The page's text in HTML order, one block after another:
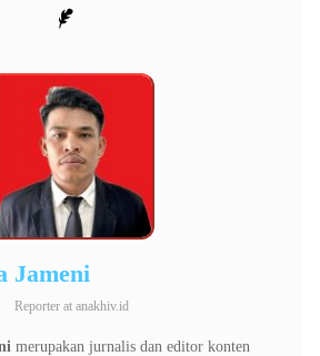
Jameni
Reporter at anakhiv.id
merupakan jurnalis dan editor konten